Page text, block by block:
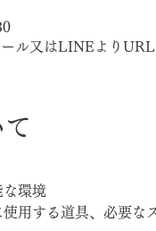
ル又はLINEよりURL
環境
用する道具、必要な